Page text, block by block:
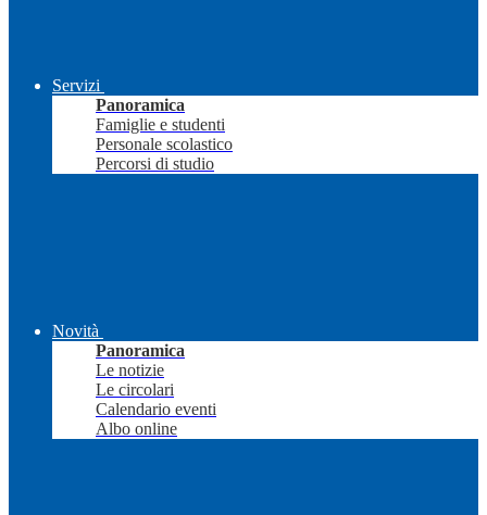
Servizi
Panoramica
Famiglie e studenti
Personale scolastico
Percorsi di studio
Novità
Panoramica
Le notizie
Le circolari
Calendario eventi
Albo online